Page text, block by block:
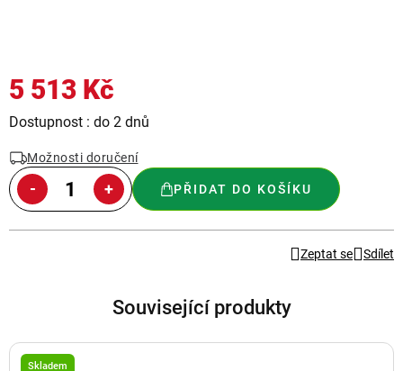
5 513 Kč
Měrná
Dostupnost : do 2 dnů
Možnosti doručení
PŘIDAT DO KOŠÍKU
Zeptat se Sdílet
Související produkty
Skladem